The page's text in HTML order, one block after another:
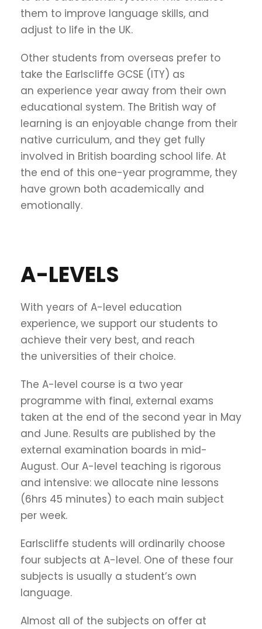
them to improve language skills, and
adjust to life in the UK.
Other students from overseas prefer to
take the Earlscliffe GCSE (ITY) as
an experience year away from their own
educational system. The British way of
learning is an enjoyable change from their
native curriculum, and they get fully
involved in British boarding school life. At
the end of this one-year programme, they
have grown both academically and
emotionally.
A-LEVELS
With years of A-level education
experience, we support our students to
achieve their very best, and reach
the universities of their choice.
The A-level course is a two year
programme with final, external exams
taken at the end of the second year in May
and June. Results are published by the
external examination boards in mid-
August. Our A-level teaching is rigorous
and intensive: we allocate nine lessons
(6hrs 45 minutes) to each main subject
per week.
Earlscliffe students will ordinarily choose
four subjects at A-level. One of these four
subjects is usually a student’s own
language.
Almost all of the subjects on offer at